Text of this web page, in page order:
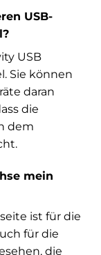
USB-
USB
Sie können
daran
die
dem
mein
ist für die
für die
die